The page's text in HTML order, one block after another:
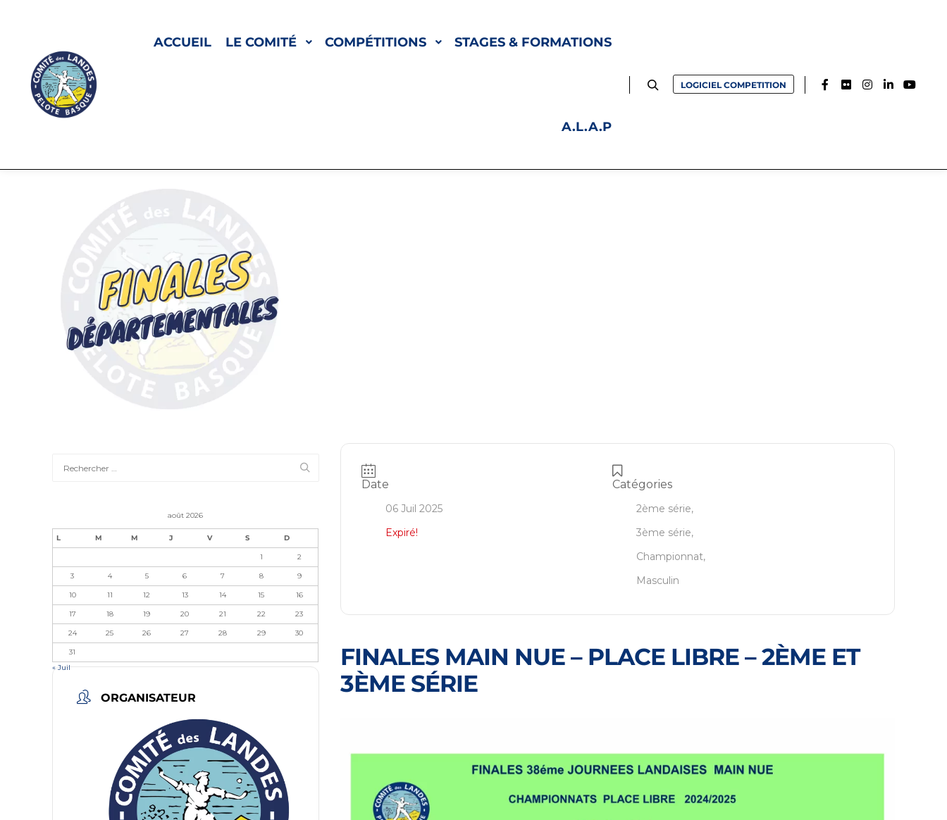
ACCUEIL LE COMITÉ COMPÉTITIONS STAGES & FORMATIONS
A.L.A.P
LOGICIEL COMPETITION
août 2026
L M M J V S D
1 2
3 4 5 6 7 8 9
10 11 12 13 14 15 16
17 18 19 20 21 22 23
24 25 26 27 28 29 30
31
« Juil
ORGANISATEUR
Date
06 Juil 2025
Expiré!
Catégories
2ème série,
3ème série,
Championnat,
Masculin
FINALES MAIN NUE – PLACE LIBRE – 2ÈME ET
3ÈME SÉRIE